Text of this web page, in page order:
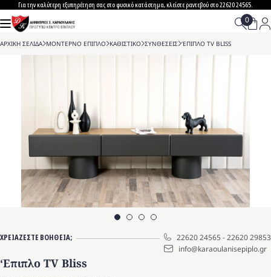
to
content
Για την καλύτερη εξυπηρέτηση σας στο φυσικό κατάστημα, κλείστε ραντεβού στο 22620 24565.
ΑΡΧΙΚΗ ΣΕΛΙΔΑ>ΜΟΝΤΕΡΝΟ ΕΠΙΠΛΟ>ΚΑΘΙΣΤΙΚΟ>ΣΥΝΘΕΣΕΙΣ>‘ΕΠΙΠΛΟ TV BLISS
ΧΡΕΙΑΖΕΣΤΕ ΒΟΗΘΕΙΑ; 22620 24565-22620 29853
info@karaoulanisepiplo.gr
‘Επιπλο TV Bliss